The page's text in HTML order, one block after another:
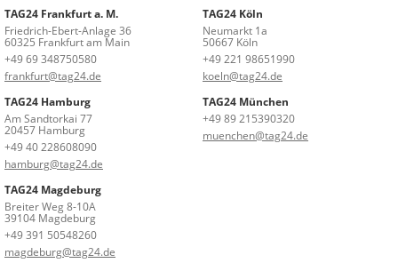
TAG24 Frankfurt a. M.
Friedrich-Ebert-Anlage 36
60325 Frankfurt am Main
+49 69 348750580
frankfurt@tag24.de
TAG24 Köln
Neumarkt 1a
50667 Köln
+49 221 98651990
koeln@tag24.de
TAG24 Hamburg
Am Sandtorkai 77
20457 Hamburg
+49 40 228608090
hamburg@tag24.de
TAG24 München
+49 89 215390320
muenchen@tag24.de
TAG24 Magdeburg
Breiter Weg 8-10A
39104 Magdeburg
+49 391 50548260
magdeburg@tag24.de